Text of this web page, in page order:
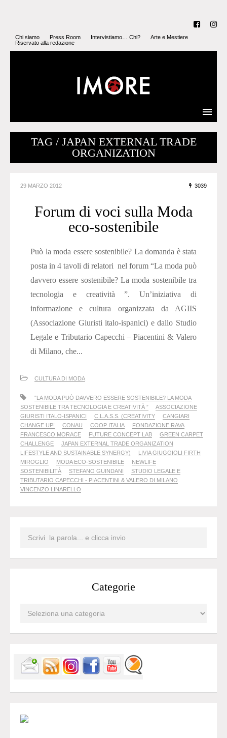
Chi siamo Press Room Intervistiamo… Chi?
Arte e Mestiere
Riservato alla redazione
TAG / JAPAN EXTERNAL TRADE
ORGANIZATION
29 MARZO 2012 3039
Forum di voci sulla Moda
eco-sostenibile
Può la moda essere sostenibile? La domanda è stata
posta in 4 tavoli di relatori nel forum “La moda può
davvero essere sostenibile? La moda sostenibile tra
tecnologia e creatività ”. Un’iniziativa di
informazione e cultura organizzata da AGIIS
(Associazione Giuristi italo-ispanici) e dallo Studio
Legale e Tributario Capecchi – Piacentini & Valero
di Milano, che...
CULTURA DI MODA
"LA MODA PUÒ DAVVERO ESSERE SOSTENIBILE? LA MODA
SOSTENIBILE TRA TECNOLOGIA E CREATIVITÀ ”
ASSOCIAZIONE
GIURISTI ITALO-ISPANICI
C.L.A.S.S. (CREATIVITY
CANGIARI
CHANGE UP!
CONAU COOP ITALIA
FONDAZIONE RAVA
FRANCESCO MORACE
FUTURE CONCEPT LAB
GREEN CARPET
CHALLENGE
JAPAN EXTERNAL TRADE ORGANIZATION
LIFESTYLE AND SUSTAINABLE SYNERGY)
LIVIA GIUGGIOLI FIRTH
MIROGLIO
MODA ECO-SOSTENIBILE
NEWLIFE
SOSTENIBILITÀ
STEFANO GUINDANI
STUDIO LEGALE E
TRIBUTARIO CAPECCHI - PIACENTINI & VALERO DI MILANO
VINCENZO LINARELLO
Categorie